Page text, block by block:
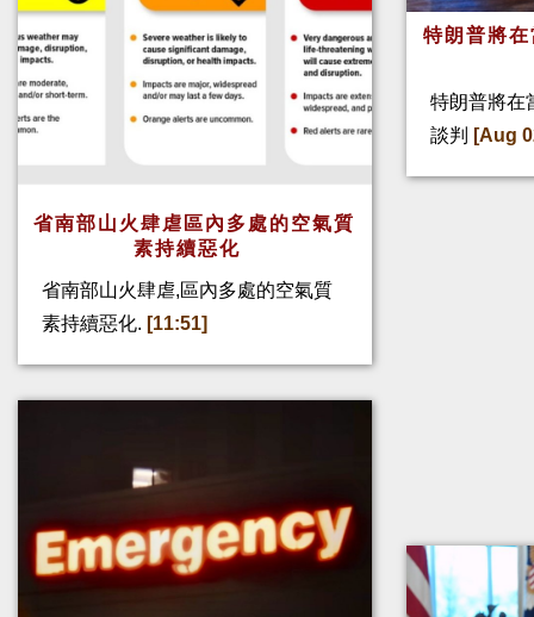
省南部山火肆虐區內多處的空氣質
素持續惡化
省南部山火肆虐,區內多處的空氣質
素持續惡化. [11:51]
特朗普將
特朗普將在
談判
[Aug